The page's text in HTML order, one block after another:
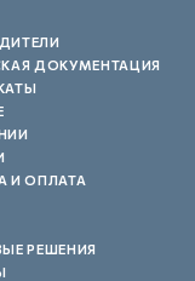
ДОКУМЕНТАЦИЯ
И ОПЛАТА
РЕШЕНИЯ